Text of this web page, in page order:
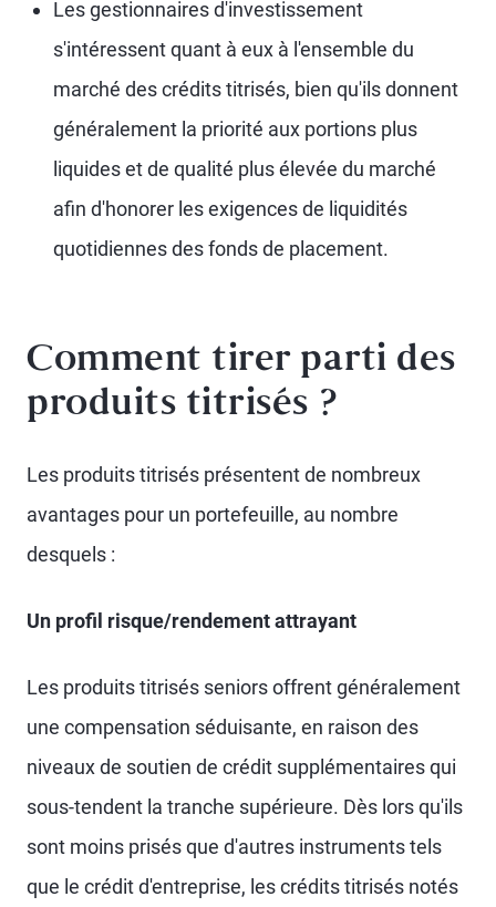
Les gestionnaires d'investissement
s'intéressent quant à eux à l'ensemble du
marché des crédits titrisés, bien qu'ils donnent
généralement la priorité aux portions plus
liquides et de qualité plus élevée du marché
afin d'honorer les exigences de liquidités
quotidiennes des fonds de placement.
Comment tirer parti des
produits titrisés ?
Les produits titrisés présentent de nombreux
avantages pour un portefeuille, au nombre
desquels :
Un profil risque/rendement attrayant
Les produits titrisés seniors offrent généralement
une compensation séduisante, en raison des
niveaux de soutien de crédit supplémentaires qui
sous-tendent la tranche supérieure. Dès lors qu'ils
sont moins prisés que d'autres instruments tels
que le crédit d'entreprise, les crédits titrisés notés